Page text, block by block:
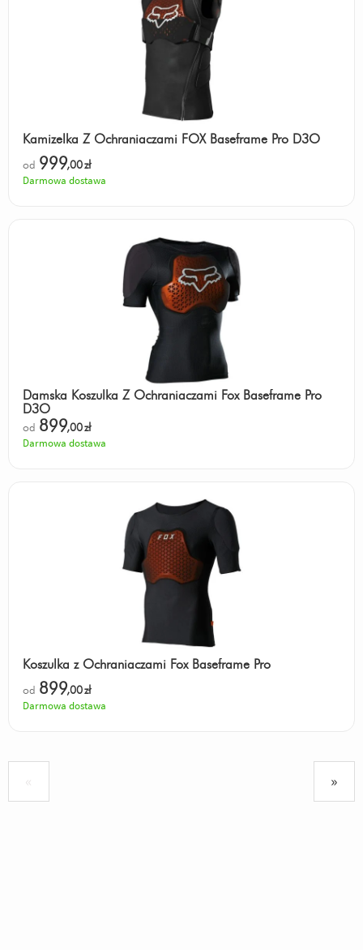
Kamizelka Z Ochraniaczami FOX Baseframe Pro D3O
od 999,00zł
Darmowa dostawa
Damska Koszulka Z Ochraniaczami Fox Baseframe Pro
D3O
od 899,00zł
Darmowa dostawa
Koszulka z Ochraniaczami Fox Baseframe Pro
od 899,00zł
Darmowa dostawa
« »